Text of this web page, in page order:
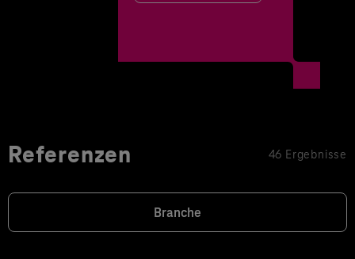
Referenzen 46 Ergebnisse
Branche